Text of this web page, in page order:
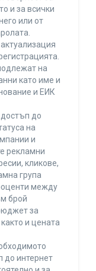
и за всички
или от
на
като име и
и ЕИК
до
на
и
рекламни
кликове,
група
между
брой
за
и цената
до интернет